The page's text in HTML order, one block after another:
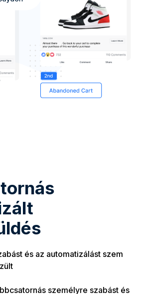
és az automatizálást szem
személyre szabást és